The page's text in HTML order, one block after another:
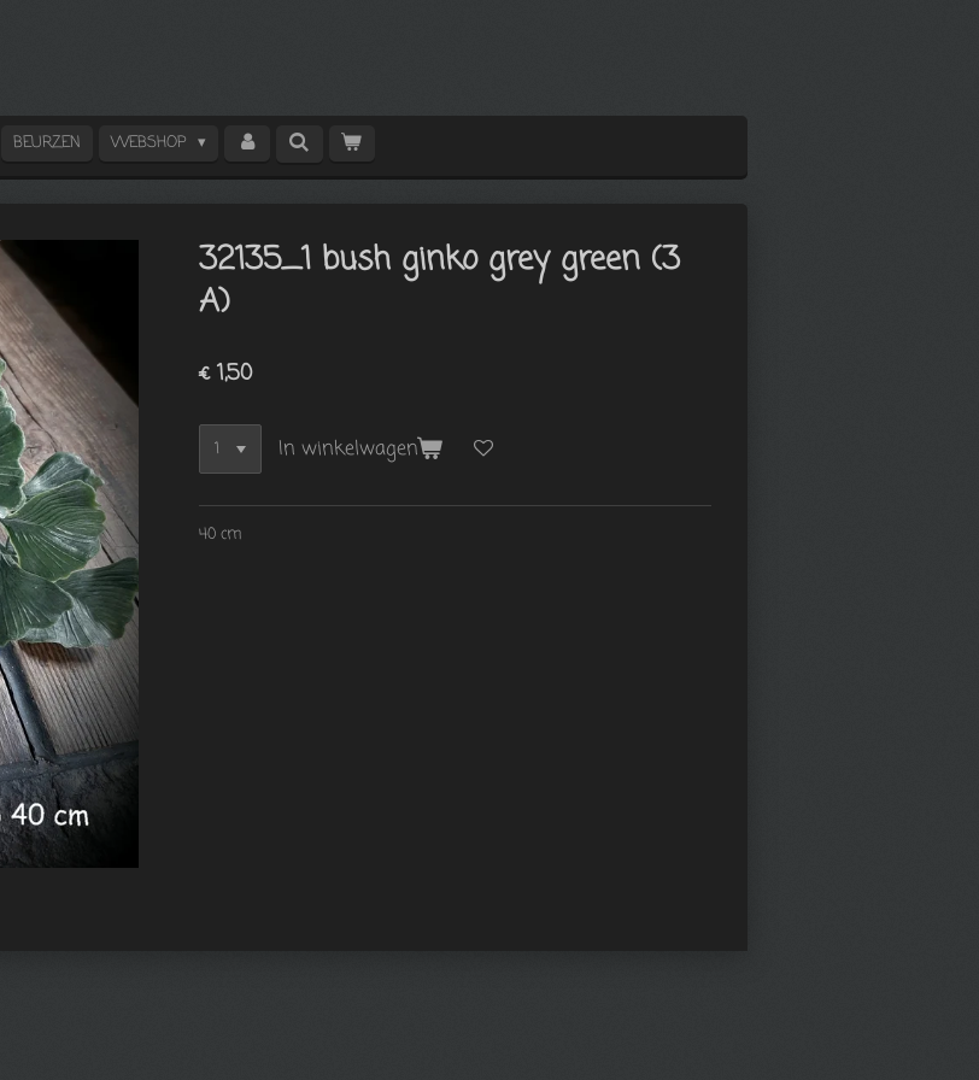
BEURZEN WEBSHOP
32135_1 bush ginko grey green (3
A)
€ 1,50
In winkelwagen
40 cm